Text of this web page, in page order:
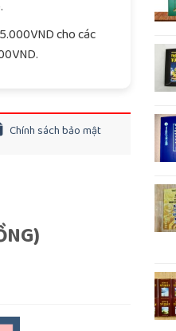
cho các
Chính sách bảo mật